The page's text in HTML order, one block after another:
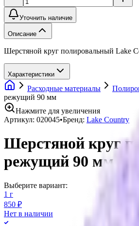
Уточнить наличие
Описание
Шерстяной круг полировальный Lake
Характеристики
Расходные материалы
режущий 90 мм
Нажмите для увеличения
Артикул: 020045•Бренд: Lake Country
Шерстяной круг
режущий 90 мм
Выберите вариант:
1 г
850 ₽
Нет в наличии